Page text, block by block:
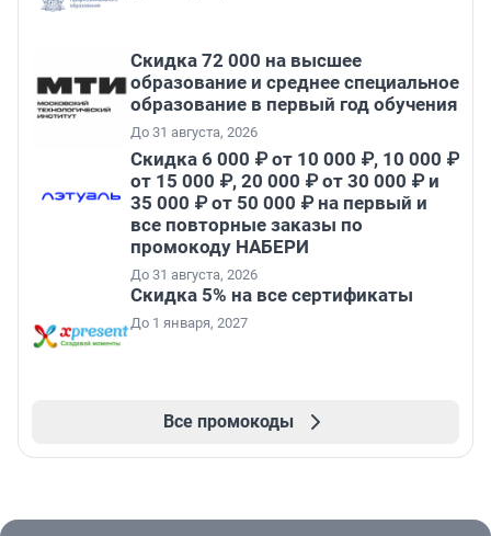
Скидка 72 000 на высшее
образование и среднее специальное
образование в первый год обучения
До 31 августа, 2026
Скидка 6 000 ₽ от 10 000 ₽, 10 000 ₽
от 15 000 ₽, 20 000 ₽ от 30 000 ₽ и
35 000 ₽ от 50 000 ₽ на первый и
все повторные заказы по
промокоду НАБЕРИ
До 31 августа, 2026
Скидка 5% на все сертификаты
До 1 января, 2027
Все промокоды